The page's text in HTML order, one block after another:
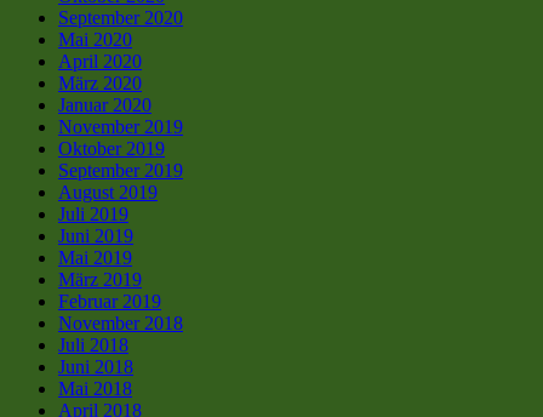
September 2020
Mai 2020
April 2020
März 2020
Januar 2020
November 2019
Oktober 2019
September 2019
August 2019
Juli 2019
Juni 2019
Mai 2019
März 2019
Februar 2019
November 2018
Juli 2018
Juni 2018
Mai 2018
April 2018